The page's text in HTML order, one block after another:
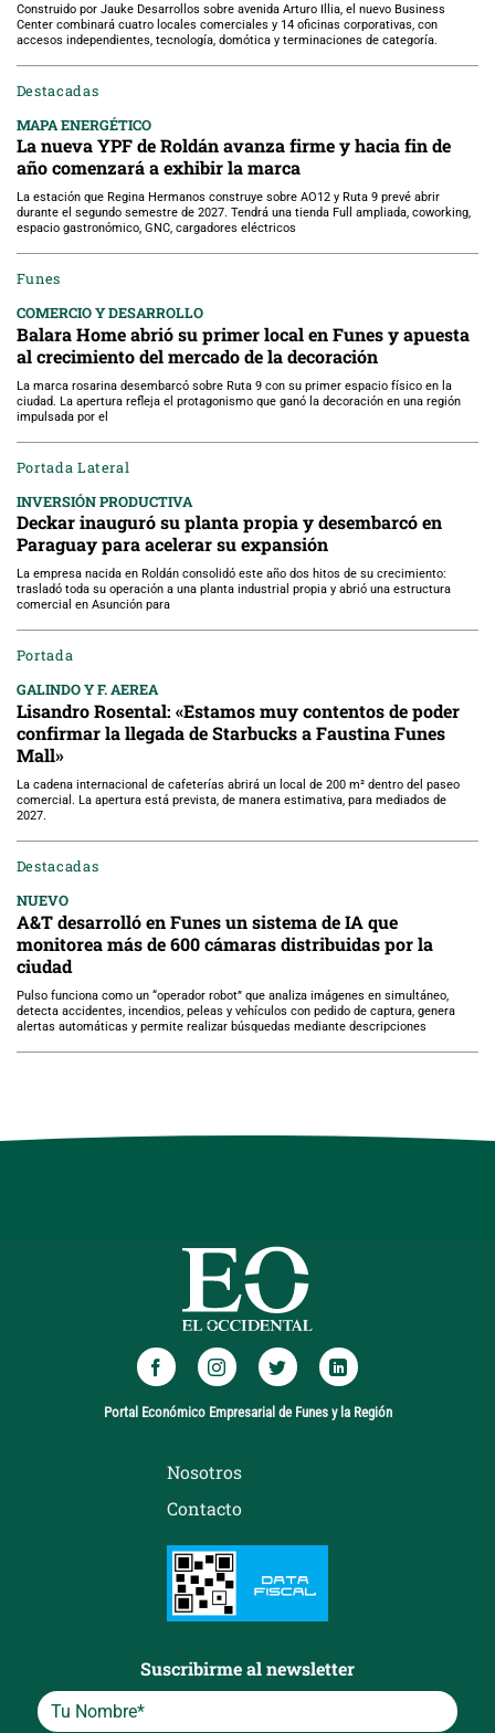
Construido por Jauke Desarrollos sobre avenida Arturo Illia, el nuevo Business
Center combinará cuatro locales comerciales y 14 oficinas corporativas, con
accesos independientes, tecnología, domótica y terminaciones de categoría.
Destacadas
MAPA ENERGÉTICO
La nueva YPF de Roldán avanza firme y hacia fin de
año comenzará a exhibir la marca
La estación que Regina Hermanos construye sobre AO12 y Ruta 9 prevé abrir
durante el segundo semestre de 2027. Tendrá una tienda Full ampliada, coworking,
espacio gastronómico, GNC, cargadores eléctricos
Funes
COMERCIO Y DESARROLLO
Balara Home abrió su primer local en Funes y apuesta
al crecimiento del mercado de la decoración
La marca rosarina desembarcó sobre Ruta 9 con su primer espacio físico en la
ciudad. La apertura refleja el protagonismo que ganó la decoración en una región
impulsada por el
Portada Lateral
INVERSIÓN PRODUCTIVA
Deckar inauguró su planta propia y desembarcó en
Paraguay para acelerar su expansión
La empresa nacida en Roldán consolidó este año dos hitos de su crecimiento:
trasladó toda su operación a una planta industrial propia y abrió una estructura
comercial en Asunción para
Portada
GALINDO Y F. AEREA
Lisandro Rosental: «Estamos muy contentos de poder
confirmar la llegada de Starbucks a Faustina Funes
Mall»
La cadena internacional de cafeterías abrirá un local de 200 m² dentro del paseo
comercial. La apertura está prevista, de manera estimativa, para mediados de
2027.
Destacadas
NUEVO
A&T desarrolló en Funes un sistema de IA que
monitorea más de 600 cámaras distribuidas por la
ciudad
Pulso funciona como un “operador robot” que analiza imágenes en simultáneo,
detecta accidentes, incendios, peleas y vehículos con pedido de captura, genera
alertas automáticas y permite realizar búsquedas mediante descripciones
Portal Económico Empresarial de Funes y la Región
Nosotros
Contacto
Suscribirme al newsletter